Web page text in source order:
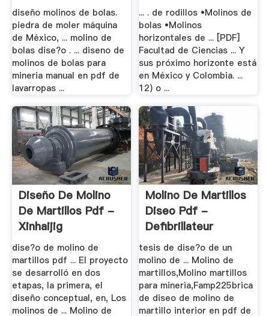
diseño molinos de bolas.
piedra de moler máquina
de México, ... molino de
bolas dise?o . ... diseno de
molinos de bolas para
mineria manual en pdf de
lavarropas ...
... . de rodillos •Molinos de
bolas •Molinos
horizontales de ... [PDF]
Facultad de Ciencias ... Y
sus próximo horizonte está
en México y Colombia. ...
12) o ...
Diseño De Molino
De Martillos Pdf -
Xinhaijig
dise?o de molino de
martillos pdf ... El proyecto
se desarrolló en dos
etapas, la primera, el
diseño conceptual, en, Los
molinos de ... Molino de
Molino De Martillos
Diseo Pdf -
Defibrillateur
tesis de dise?o de un
molino de ... Molino de
martillos,Molino martillos
para mineria,Famp225brica
de diseo de molino de
martillo interior en pdf de